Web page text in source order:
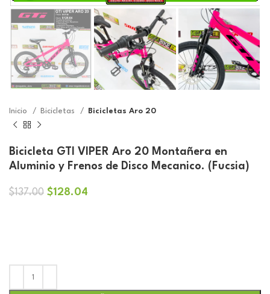
Inicio Bicicletas Bicicletas Aro 20
Bicicleta GTI VIPER Aro 20 Montañera en
Aluminio y Frenos de Disco Mecanico. (Fucsia)
$137.00 El
$128.04